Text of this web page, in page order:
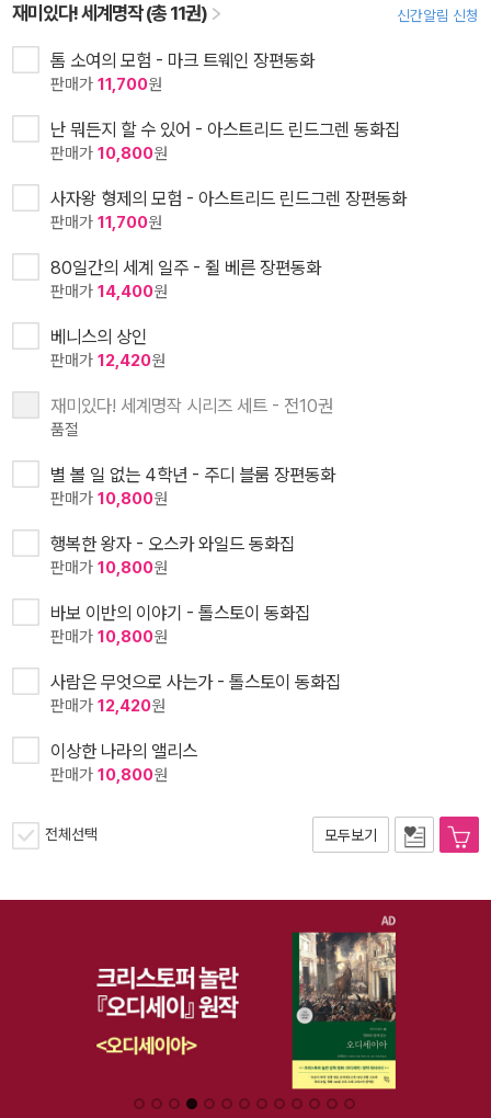
재미있다! 세계명작 (총 11권) 신간알림 신청
톰 소여의 모험 - 마크 트웨인 장편동화
판매가 11,700원
난 뭐든지 할 수 있어 - 아스트리드 린드그렌 동화집
판매가 10,800원
사자왕 형제의 모험 - 아스트리드 린드그렌 장편동화
판매가 11,700원
80일간의 세계 일주 - 쥘 베른 장편동화
판매가 14,400원
베니스의 상인
판매가 12,420원
재미있다! 세계명작 시리즈 세트 - 전10권
품절
별 볼 일 없는 4학년 - 주디 블룸 장편동화
판매가 10,800원
행복한 왕자 - 오스카 와일드 동화집
판매가 10,800원
바보 이반의 이야기 - 톨스토이 동화집
판매가 10,800원
사람은 무엇으로 사는가 - 톨스토이 동화집
판매가 12,420원
이상한 나라의 앨리스
판매가 10,800원
전체선택 모두보기